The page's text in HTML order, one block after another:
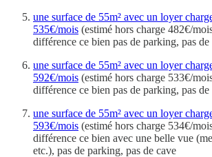
une surface de 55m² avec un loyer
535€/mois (estimé hors charge 482€/
différence ce bien pas de parking, pas de
une surface de 55m² avec un loyer
592€/mois (estimé hors charge 533€/
différence ce bien pas de parking, pas de
une surface de 55m² avec un loyer
593€/mois (estimé hors charge 534€/
différence ce bien avec une belle vue
etc.), pas de parking, pas de cave